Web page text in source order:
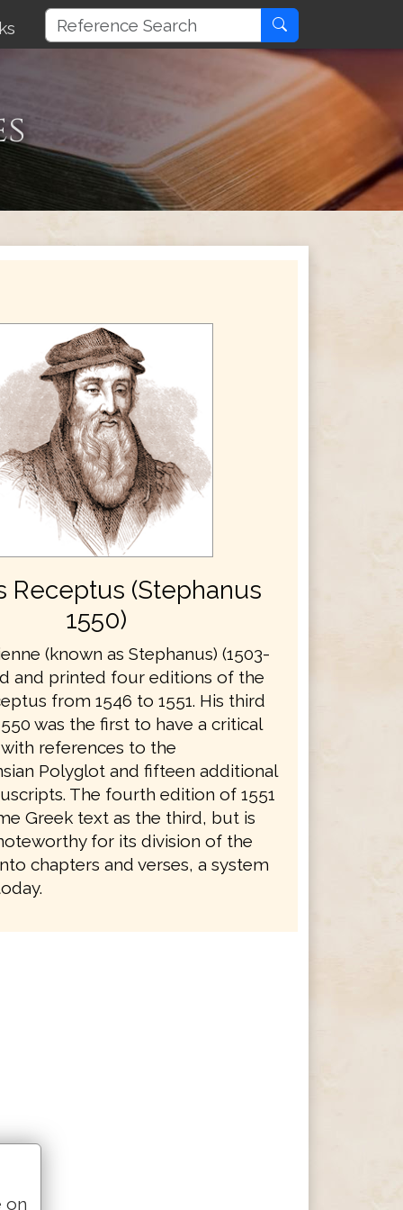
Receptus (Stephanus
1550)
(known as Stephanus) (1503-
and printed four editions of the
from 1546 to 1551. His third
was the first to have a critical
references to the
Polyglot and fifteen additional
The fourth edition of 1551
Greek text as the third, but is
for its division of the
chapters and verses, a system
on